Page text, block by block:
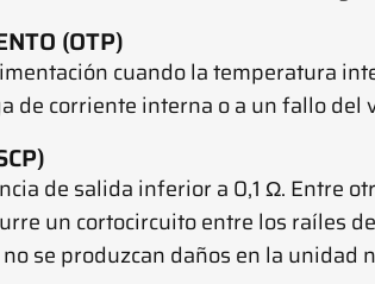
(OTP)
cuando la temperatura
de corriente interna o a un fallo del
de salida inferior a 0,1 Ω. Entre
un cortocircuito entre los raíles
se produzcan daños en la unidad